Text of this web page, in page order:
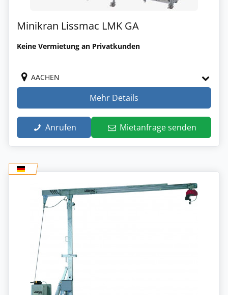
Minikran Lissmac LMK GA
Keine Vermietung an Privatkunden
AACHEN
Mehr Details
Anrufen Mietanfrage senden